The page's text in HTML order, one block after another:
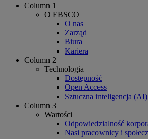
Column 1
O EBSCO
O nas
Zarząd
Biura
Kariera
Column 2
Technologia
Dostępność
Open Access
Sztuczna inteligencja (AI)
Column 3
Wartości
Odpowiedzialność
Nasi pracownicy i